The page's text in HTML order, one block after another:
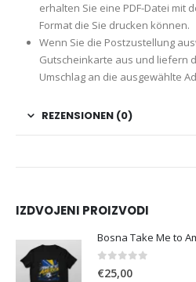
erhalten Sie eine PDF-Datei mit
Format die Sie drucken können.
Wenn Sie die Postzustellung
Gutscheinkarte aus und liefern
Umschlag an die ausgewählte
REZENSIONEN (0)
IZDVOJENI PROIZVODI
Bosna Take Me to
0 von 5
€25,00